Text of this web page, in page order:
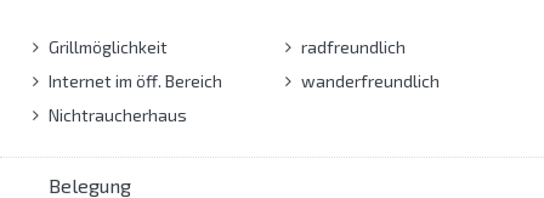
Grillmöglichkeit
Internet im öff. Bereich
Nichtraucherhaus
radfreundlich
wanderfreundlich
Belegung